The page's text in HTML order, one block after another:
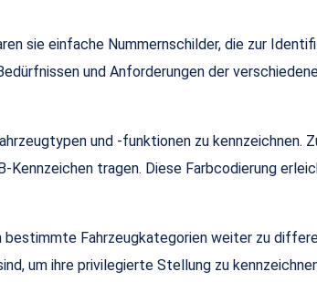
sie einfache Nummernschilder, die zur
und Anforderungen der
und -funktionen zu kennzeichnen.
tragen. Diese Farbcodierung
Fahrzeugkategorien weiter zu
um ihre privilegierte Stellung zu